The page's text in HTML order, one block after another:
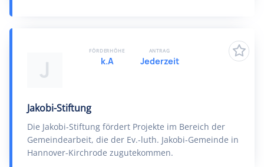
J
Jakobi-Stiftung
Die Jakobi-Stiftung fördert Projekte im Bereich der
Gemeindearbeit, die der Ev.-luth. Jakobi-Gemeinde in
Hannover-Kirchrode zugutekommen.
FÖRDERHÖHE
k.A
ANTRAG
Jederzeit